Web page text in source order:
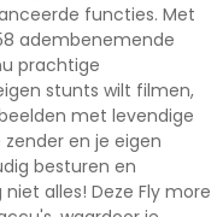
functies. Met
adembenemende
prachtige
stunts wilt filmen,
met levendige
en je eigen
besturen en
alles! Deze Fly more